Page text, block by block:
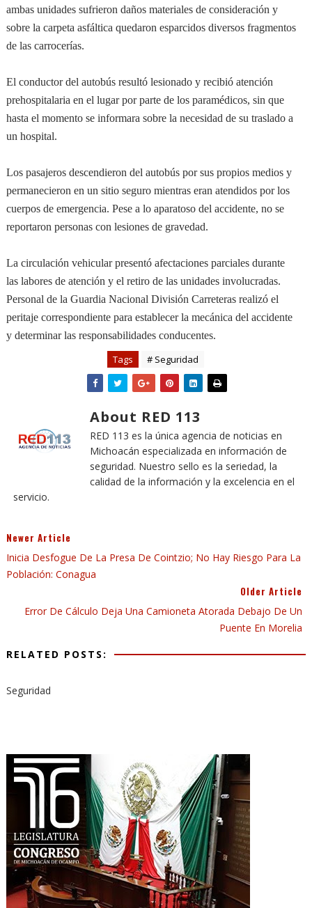
ambas unidades sufrieron daños materiales de consideración y
sobre la carpeta asfáltica quedaron esparcidos diversos fragmentos
de las carrocerías.
El conductor del autobús resultó lesionado y recibió atención
prehospitalaria en el lugar por parte de los paramédicos, sin que
hasta el momento se informara sobre la necesidad de su traslado a
un hospital.
Los pasajeros descendieron del autobús por sus propios medios y
permanecieron en un sitio seguro mientras eran atendidos por los
cuerpos de emergencia. Pese a lo aparatoso del accidente, no se
reportaron personas con lesiones de gravedad.
La circulación vehicular presentó afectaciones parciales durante
las labores de atención y el retiro de las unidades involucradas.
Personal de la Guardia Nacional División Carreteras realizó el
peritaje correspondiente para establecer la mecánica del accidente
y determinar las responsabilidades conducentes.
Tags # Seguridad
About RED 113
RED 113 es la única agencia de noticias en
Michoacán especializada en información de
seguridad. Nuestro sello es la seriedad, la
calidad de la información y la excelencia en el
servicio.
Newer Article
Inicia Desfogue De La Presa De Cointzio; No Hay Riesgo Para La
Población: Conagua
Older Article
Error De Cálculo Deja Una Camioneta Atorada Debajo De Un
Puente En Morelia
RELATED POSTS:
Seguridad